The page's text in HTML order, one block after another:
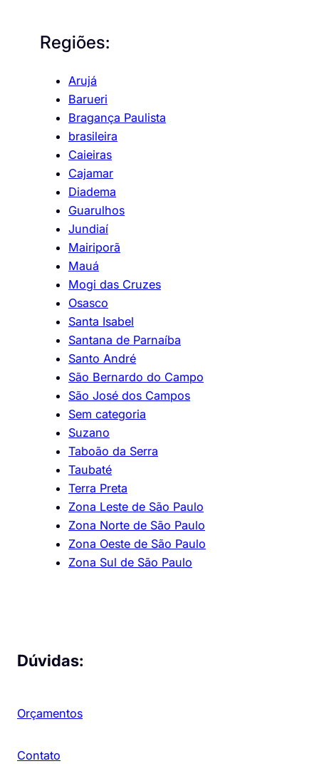
Regiões:
Arujá
Barueri
Bragança Paulista
brasileira
Caieiras
Cajamar
Diadema
Guarulhos
Jundiaí
Mairiporã
Mauá
Mogi das Cruzes
Osasco
Santa Isabel
Santana de Parnaíba
Santo André
São Bernardo do Campo
São José dos Campos
Sem categoria
Suzano
Taboão da Serra
Taubaté
Terra Preta
Zona Leste de São Paulo
Zona Norte de São Paulo
Zona Oeste de São Paulo
Zona Sul de São Paulo
Dúvidas:
Orçamentos
Contato